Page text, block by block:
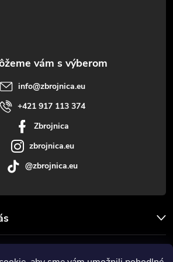
info@zbrojnica.eu
+421 917 113 374
Zbrojnica
zbrojnica.eu
@zbrojnica.eu